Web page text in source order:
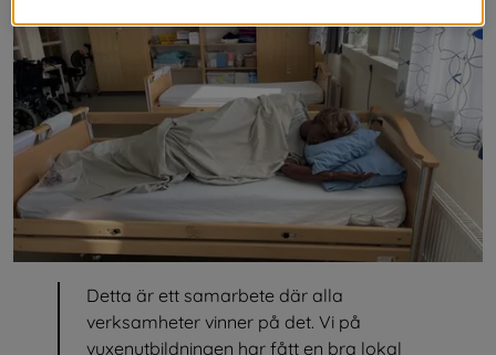
Detta är ett samarbete där alla
verksamheter vinner på det. Vi på
vuxenutbildningen har fått en bra lokal